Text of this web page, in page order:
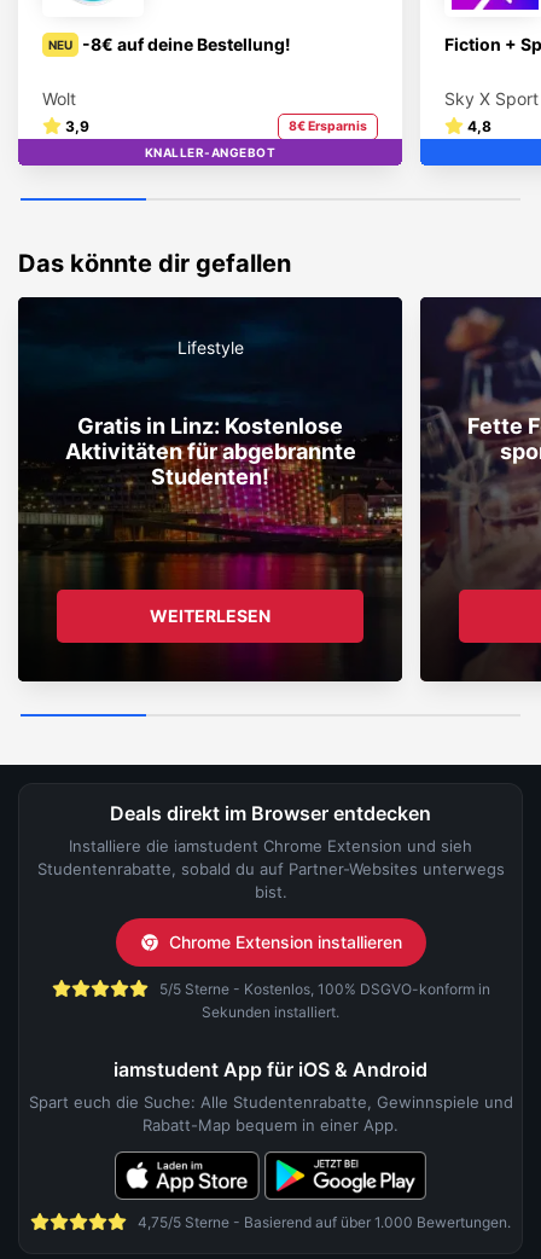
NEU -8€ auf deine Bestellung!
Wolt
3,9 8€ Ersparnis
TOP
KNALLER-ANGEBOT
Fiction +
Sky X Sport
4,8
Das könnte dir gefallen
Lifestyle
Gratis in Linz: Kostenlose
Aktivitäten für abgebrannte
Studenten!
WEITERLESEN
Fette
Deals direkt im Browser entdecken
Installiere die iamstudent Chrome Extension und sieh
Studentenrabatte, sobald du auf Partner-Websites unterwegs
bist.
Chrome Extension installieren
5/5 Sterne - Kostenlos, 100% DSGVO-konform in
Sekunden installiert.
iamstudent App für iOS & Android
Spart euch die Suche: Alle Studentenrabatte, Gewinnspiele und
Rabatt-Map bequem in einer App.
4,75/5 Sterne - Basierend auf über 1.000 Bewertungen.